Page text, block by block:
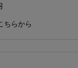
ちらから